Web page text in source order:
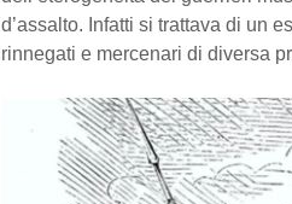
d’assalto. Infatti si trattava di un
rinnegati e mercenari di diversa